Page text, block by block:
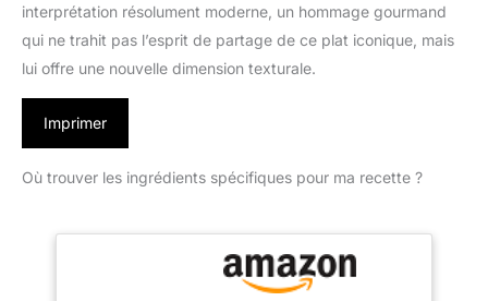
interprétation résolument moderne, un hommage gourmand
qui ne trahit pas l’esprit de partage de ce plat iconique, mais
lui offre une nouvelle dimension texturale.
Imprimer
Où trouver les ingrédients spécifiques pour ma recette ?